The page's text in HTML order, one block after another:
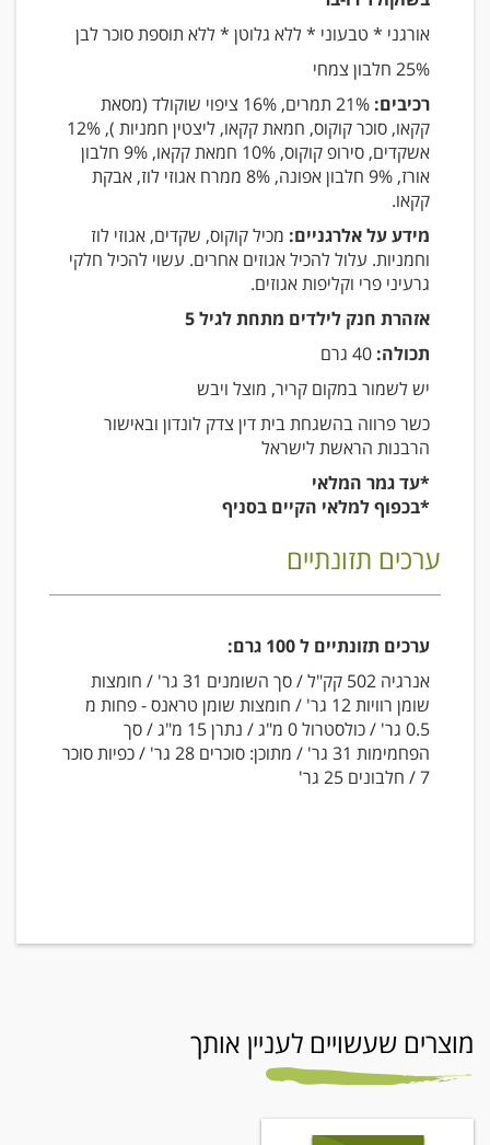
אורגני * טבעוני * ללא גלוטן * ללא תוספת סוכר לבן
25% חלבון צמחי
רכיבים:
21% תמרים, 16% ציפוי שוקולד (מסאת
קקאו, סוכר קוקוס, חמאת קקאו, ליצטין חמניות ), 12%
אשקדים, סירופ קוקוס, 10% חמאת קקאו, 9% חלבון
אורז, 9% חלבון אפונה, 8% ממרח אגוזי לוז, אבקת
קקאו.
מידע על אלרגניים: מכיל קוקוס, שקדים, אגוזי לוז
וחמניות. עלול להכיל אגוזים אחרים. עשוי להכיל חלקי
גרעיני פרי וקליפות אגוזים.
אזהרת חנק לילדים מתחת לגיל 5
תכולה: 40 גרם
יש לשמור במקום קריר, מוצל ויבש
כשר פרווה בהשגחת בית דין צדק לונדון ובאישור
הרבנות הראשת לישראל
*עד גמר המלאי
*בכפוף למלאי הקיים בסניף
ערכים תזונתיים
ערכים תזונתיים ל 100 גרם:
אנרגיה 502 קק"ל / סך השומנים 31 גר' / חומצות
שומן רוויות 12 גר' / חומצות שומן טראנס - פחות מ
0.5 גר' / כולסטרול 0 מ"ג / נתרן 15 מ"ג / סך
הפחמימות 31 גר' / מתוכן: סוכרים 28 גר' / כפיות סוכר
7 / חלבונים 25 גר'
מוצרים שעשויים לעניין אותך